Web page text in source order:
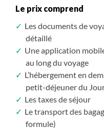
Le prix comprend
Les documents de
détaillé
Une application
au long du voyage
L’hébergement en
petit-déjeuner du
Les taxes de séjour
Le transport des
formule)